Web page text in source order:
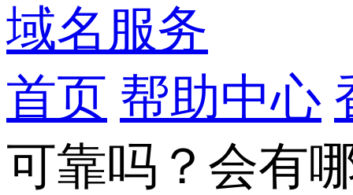
域名服务
首页 帮助中心
可靠吗？会有